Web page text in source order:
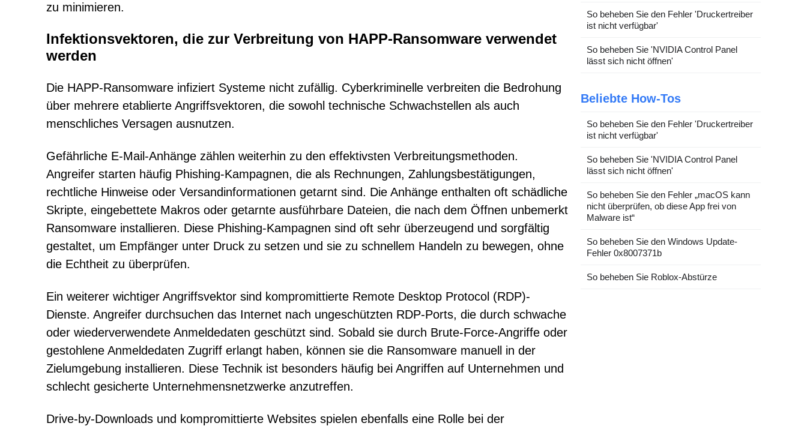
zu minimieren.
Infektionsvektoren, die zur Verbreitung von HAPP-Ransomware verwendet
werden
Die HAPP-Ransomware infiziert Systeme nicht zufällig. Cyberkriminelle verbreiten die Bedrohung
über mehrere etablierte Angriffsvektoren, die sowohl technische Schwachstellen als auch
menschliches Versagen ausnutzen.
Gefährliche E-Mail-Anhänge zählen weiterhin zu den effektivsten Verbreitungsmethoden.
Angreifer starten häufig Phishing-Kampagnen, die als Rechnungen, Zahlungsbestätigungen,
rechtliche Hinweise oder Versandinformationen getarnt sind. Die Anhänge enthalten oft schädliche
Skripte, eingebettete Makros oder getarnte ausführbare Dateien, die nach dem Öffnen unbemerkt
Ransomware installieren. Diese Phishing-Kampagnen sind oft sehr überzeugend und sorgfältig
gestaltet, um Empfänger unter Druck zu setzen und sie zu schnellem Handeln zu bewegen, ohne
die Echtheit zu überprüfen.
Ein weiterer wichtiger Angriffsvektor sind kompromittierte Remote Desktop Protocol (RDP)-
Dienste. Angreifer durchsuchen das Internet nach ungeschützten RDP-Ports, die durch schwache
oder wiederverwendete Anmeldedaten geschützt sind. Sobald sie durch Brute-Force-Angriffe oder
gestohlene Anmeldedaten Zugriff erlangt haben, können sie die Ransomware manuell in der
Zielumgebung installieren. Diese Technik ist besonders häufig bei Angriffen auf Unternehmen und
schlecht gesicherte Unternehmensnetzwerke anzutreffen.
Drive-by-Downloads und kompromittierte Websites spielen ebenfalls eine Rolle bei der
So beheben Sie den Fehler 'Druckertreiber
ist nicht verfügbar'
So beheben Sie 'NVIDIA Control Panel
lässt sich nicht öffnen'
Beliebte How-Tos
So beheben Sie den Fehler 'Druckertreiber
ist nicht verfügbar'
So beheben Sie 'NVIDIA Control Panel
lässt sich nicht öffnen'
So beheben Sie den Fehler „macOS kann
nicht überprüfen, ob diese App frei von
Malware ist“
So beheben Sie den Windows Update-
Fehler 0x8007371b
So beheben Sie Roblox-Abstürze